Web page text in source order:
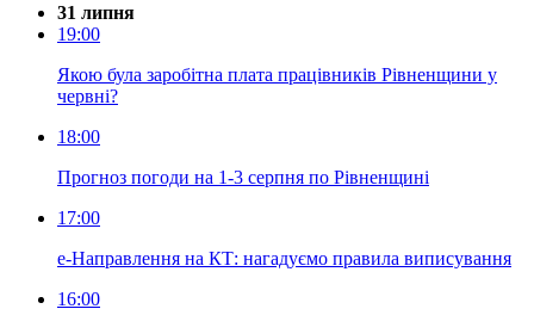
31 липня
19:00
Якою була заробітна плата працівників Рівненщини у
червні?
18:00
Прогноз погоди на 1-3 серпня по Рівненщині
17:00
е-Направлення на КТ: нагадуємо правила виписування
16:00